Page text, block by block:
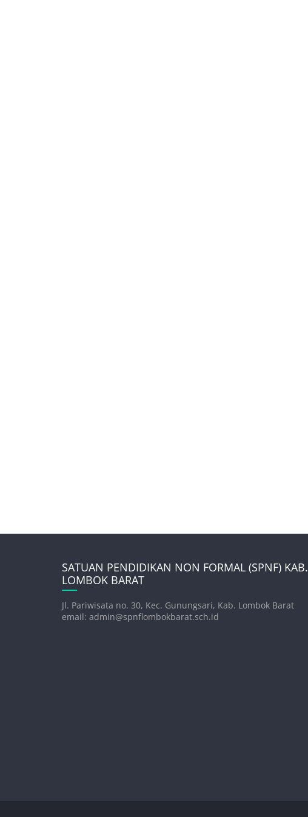
SATUAN PENDIDIKAN NON FORMAL (SPNF) KAB.
LOMBOK BARAT
Jl. Pariwisata no. 30, Kec. Gunungsari, Kab. Lombok Barat
email: admin@spnflombokbarat.sch.id